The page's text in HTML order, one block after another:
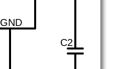
GND
C2